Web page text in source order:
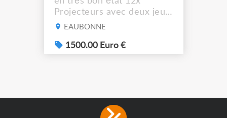
Projecteurs avec deux jeux
de filtre filtre Lustr Selador
system – seven colour
LEDs providing the
consumption The
EAUBONNE
1500.00 Euro €